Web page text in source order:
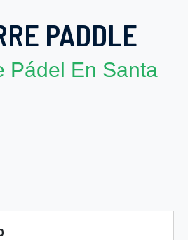
PADDLE
Pádel En Santa